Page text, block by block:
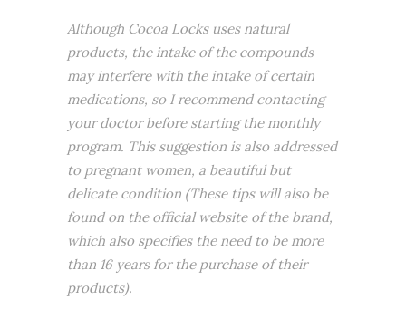
Although Cocoa Locks uses natural
products, the intake of the compounds
may interfere with the intake of certain
medications, so I recommend contacting
your doctor before starting the monthly
program. This suggestion is also addressed
to pregnant women, a beautiful but
delicate condition (These tips will also be
found on the official website of the brand,
which also specifies the need to be more
than 16 years for the purchase of their
products).